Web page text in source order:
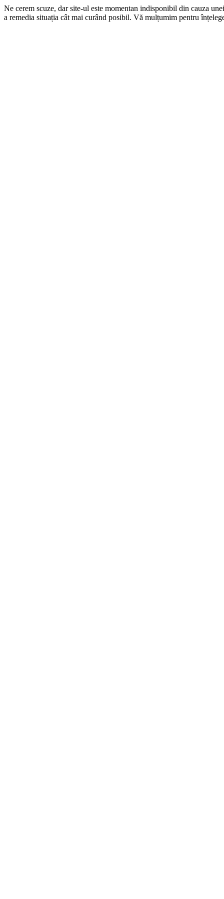
Ne cerem scuze, dar site-ul este momentan indisponibil din cauza
a remedia situația cât mai curând posibil. Vă mulțumim pentru